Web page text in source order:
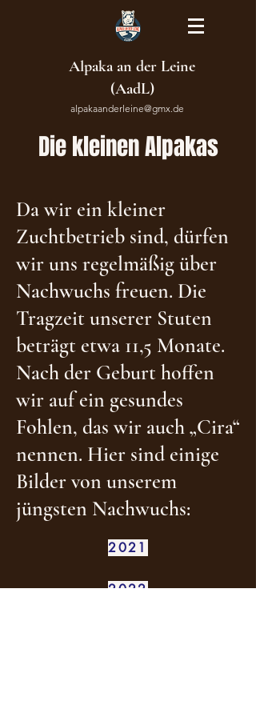
Alpaka an der Leine
(AadL)
alpakaanderleine@gmx.de
Die kleinen Alpakas
Da wir ein kleiner
Zuchtbetrieb sind, dürfen
wir uns regelmäßig über
Nachwuchs freuen. Die
Tragzeit unserer Stuten
beträgt etwa 11,5 Monate.
Nach der Geburt hoffen
wir auf ein gesundes
Fohlen, das wir auch „Cira“
nennen. Hier sind einige
Bilder von unserem
jüngsten Nachwuchs:
2021
2022